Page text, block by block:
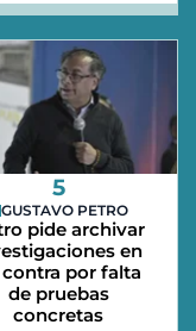
5
GUSTAVO PETRO
pide archivar
en
por falta
de pruebas
concretas